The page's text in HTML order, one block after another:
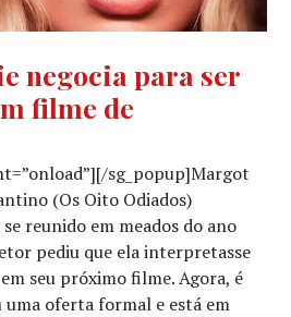
negocia para ser
filme de
sg_popup]Margot
(Os Oito Odiados)
reunido em meados do ano
pediu que ela interpretasse
seu próximo filme. Agora, é
oferta formal e está em